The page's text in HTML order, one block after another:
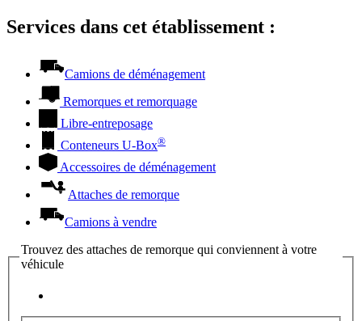
Services dans cet établissement :
Camions de déménagement
Remorques et remorquage
Libre-entreposage
Conteneurs U-Box®
Accessoires de déménagement
Attaches de remorque
Camions à vendre
Trouvez des attaches de remorque qui conviennent à votre
véhicule